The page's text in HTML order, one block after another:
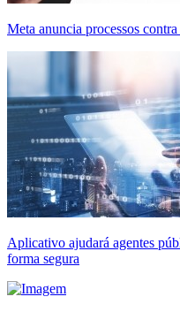
Meta anuncia processos
Aplicativo ajudará agentes
forma segura